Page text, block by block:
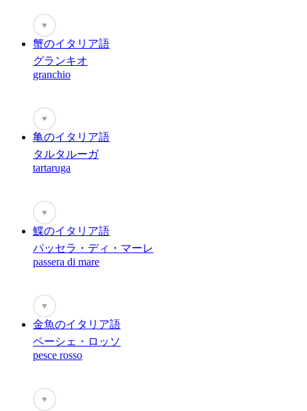
♥
蟹のイタリア語
グランキオ
granchio
♥
亀のイタリア語
タルタルーガ
tartaruga
♥
鰈のイタリア語
パッセラ・ディ・マーレ
passera di mare
♥
金魚のイタリア語
ペーシェ・ロッソ
pesce rosso
♥